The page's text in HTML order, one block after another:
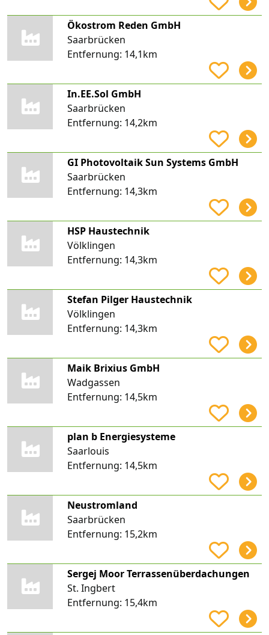
Ökostrom Reden GmbH
Saarbrücken
Entfernung: 14,1km
In.EE.Sol GmbH
Saarbrücken
Entfernung: 14,2km
GI Photovoltaik Sun Systems GmbH
Saarbrücken
Entfernung: 14,3km
HSP Haustechnik
Völklingen
Entfernung: 14,3km
Stefan Pilger Haustechnik
Völklingen
Entfernung: 14,3km
Maik Brixius GmbH
Wadgassen
Entfernung: 14,5km
plan b Energiesysteme
Saarlouis
Entfernung: 14,5km
Neustromland
Saarbrücken
Entfernung: 15,2km
Sergej Moor Terrassenüberdachungen
St. Ingbert
Entfernung: 15,4km